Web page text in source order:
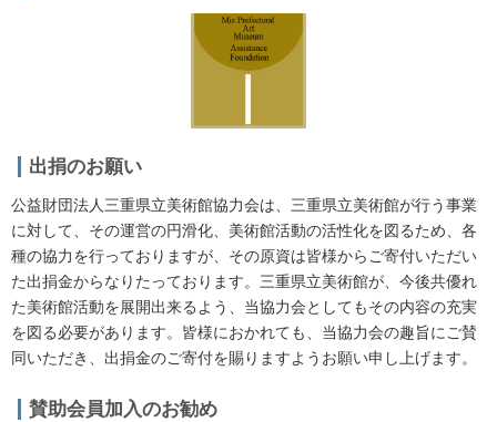
出捐のお願い
公益財団法人三重県立美術館協力会は、三重県立美術館が行う事業
に対して、その運営の円滑化、美術館活動の活性化を図るため、各
種の協力を行っておりますが、その原資は皆様からご寄付いただい
た出捐金からなりたっております。三重県立美術館が、今後共優れ
た美術館活動を展開出来るよう、当協力会としてもその内容の充実
を図る必要があります。皆様におかれても、当協力会の趣旨にご賛
同いただき、出捐金のご寄付を賜りますようお願い申し上げます。
賛助会員加入のお勧め